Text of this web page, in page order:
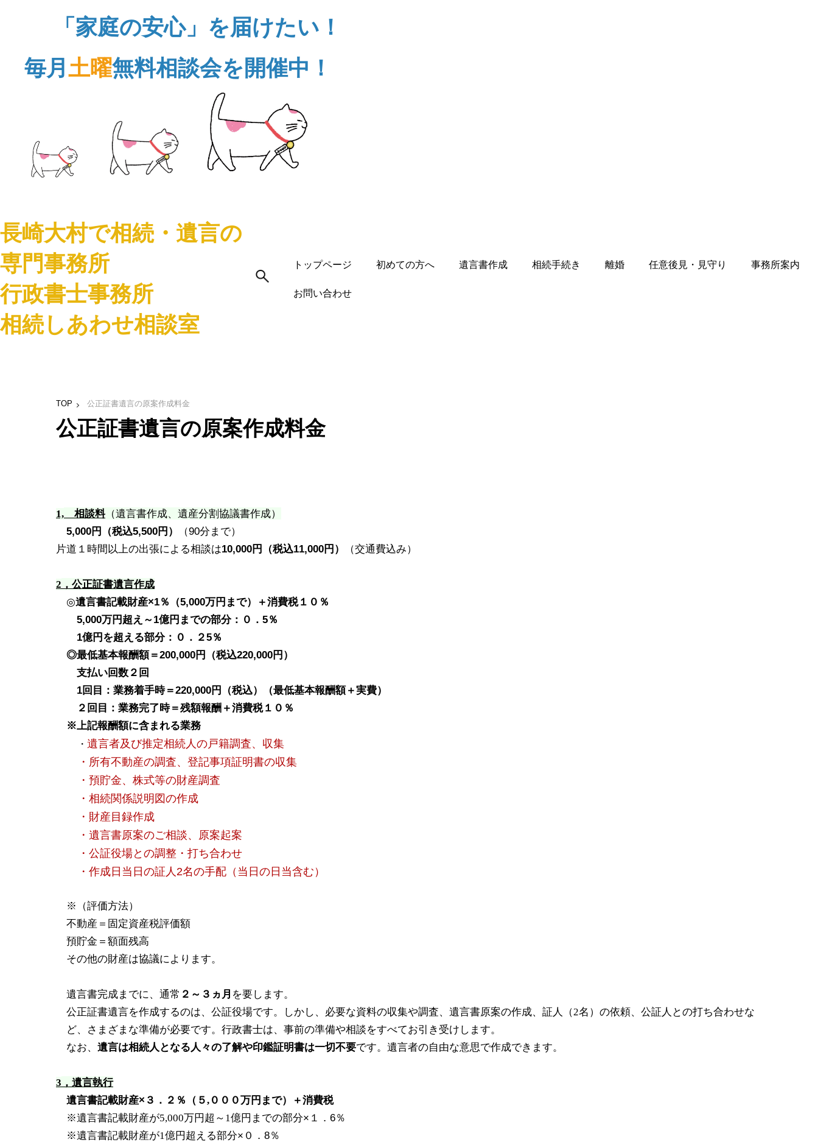
「家庭の安心」を届けたい！
毎月 土曜無料相談会を開催中！
長崎大村で相続・遺言の
専門事務所
行政書士事務所
相続しあわせ相談室
トップページ 初めての方へ 遺言書作成 相続手続き 離婚 任意後見・見守り 事務所案内
お問い合わせ
TOP 公正証書遺言の原案作成料金
公正証書遺言の原案作成料金
1, 相談料 （遺言書作成、遺産分割協議書作成）
5,000円（税込5,500円）
（90分まで）
片道１時間以上の出張による相談は10,000円（税込11,000円） （交通費込み）
2 ，公正証書遺言作成
◎遺言書記載財産×1％（5,000万円まで）＋消費税１０％
5,000万円超え～1億円までの部分：０．5％
1億円を超える部分：０．２5％
◎最低基本報酬額＝200,000円（税込220,000円）
支払い回数２回
1回目：業務着手時＝220,000円（税込）（最低基本報酬額＋実費）
２回目：業務完了時＝残額報酬＋消費税１０％
※上記報酬額に含まれる業務
・遺言者及び推定相続人の戸籍調査、収集
・所有不動産の調査、登記事項証明書の収集
・預貯金、株式等の財産調査
・相続関係説明図の作成
・財産目録作成
・遺言書原案のご相談、原案起案
・公証役場との調整・打ち合わせ
・作成日当日の証人2名の手配（当日の日当含む）
※（評価方法）
不動産＝固定資産税評価額
預貯金＝額面残高
その他の財産は協議によります。
遺言書完成までに、通常 ２～３ヵ月 を要します。
公正証書遺言を作成するのは、公証役場です。しかし、必要な資料の収集や調査、遺言書原案の作成、証人（2名）の依頼、公証人との打ち合わせな
ど、さまざまな準備が必要です。行政書士は、事前の準備や相談をすべてお引き受けします。
なお、 遺言は相続人となる人々の了解や印鑑証明書は一切不要です。遺言者の自由な意思で作成できます。
3 ，遺言執行
遺言書記載財産×３．２％（５, ０００万円まで）＋消費税
※遺言書記載財産が5,000万円超～ 1億円までの部分×１．6％
※遺言書記載財産が1億円超える部分×０．8％